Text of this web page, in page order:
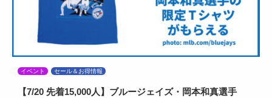
イベント セール＆お得情報
【7/20 先着15,000人】ブルージェイズ・岡本和真選手